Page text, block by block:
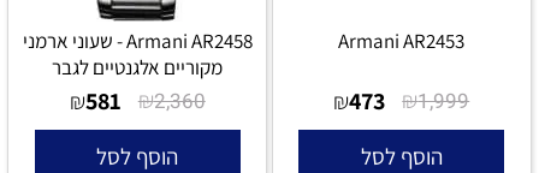
Armani AR2453
₪1,999
₪473
הוסף לסל
Armani AR2458 - שעוני ארמני
מקוריים אלגנטיים לגבר
₪2,360
₪581
הוסף לסל